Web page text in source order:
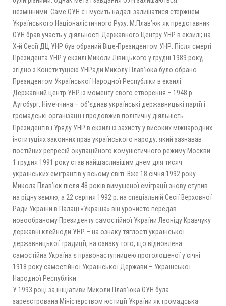
незмінними. Саме ОУН є і мусить надалі залишатися стержнем
Українського Націоналістичного Руху. М.Плав’юк як представник
ОУН брав участь у діяльності Державного Центру УНР в екзилі; на
Х-й Сесії ДЦ УНР був обраний Віце-Президентом УНР. Після смерті
Президента УНР у екзилі Миколи Лівицького у грудні 1989 року,
згідно з Конституцією УНРади Миколу Плав’юка було обрано
Президентом Української Народної Республіки в екзилі.
Державний центр УНР із моменту свого створення – 1948 р.
Аугсбург, Німеччина – об’єднав українські державницькі партії і
громадські організації і продовжив політичну діяльність
Президентів і Уряду УНР в екзилі із захисту у високих міжнародних
інституціях законних прав українського народу, який зазнавав
постійних репресій окупаційного комуністичного режиму Москви.
1 грудня 1991 року став найщасливішим днем для тисяч
українських емігрантів у всьому світі. Вже 18 січня 1992 року
Микола Плав’юк після 48 років вимушеної еміграції знову ступив
на рідну землю, а 22 серпня 1992 р. на спеціальній Сесії Верховної
Ради України в Палаці «Україна» він урочисто передав
новообраному Президенту самостійної України Леоніду Кравчуку
державні клейноди УНР – на ознаку тяглості української
державницької традиції, на ознаку того, що відновлена
самостійна Україна є правонаступницею проголошеної у січні
1918 року самостійної Української Держави – Української
Народної Республіки.
У 1993 році за ініціативи Миколи Плав’юка ОУН була
зареєстрована Міністерством юстиції України як громадська